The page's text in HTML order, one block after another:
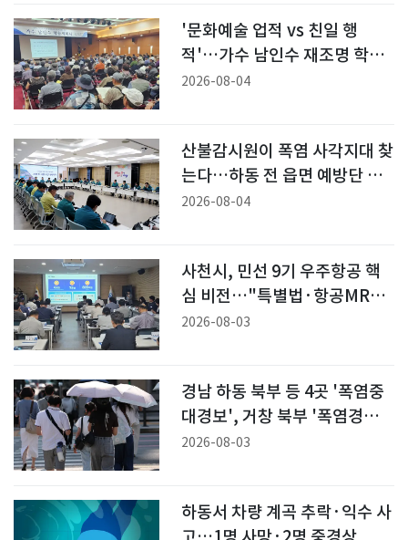
'문화예술 업적 vs 친일 행
적'…가수 남인수 재조명 학술
세미나 개최
2026-08-04
산불감시원이 폭염 사각지대 찾
는다…하동 전 읍면 예방단 가
동
2026-08-04
사천시, 민선 9기 우주항공 핵
심 비전…"특별법·항공MRO
육성법 통과 먼저"
2026-08-03
경남 하동 북부 등 4곳 '폭염중
대경보', 거창 북부 '폭염경보'
격상
2026-08-03
하동서 차량 계곡 추락·익수 사